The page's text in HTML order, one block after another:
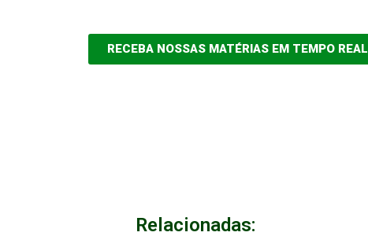
RECEBA NOSSAS MATÉRIAS EM TEMPO REAL
Relacionadas: